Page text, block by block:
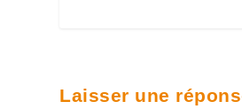
Laisser une